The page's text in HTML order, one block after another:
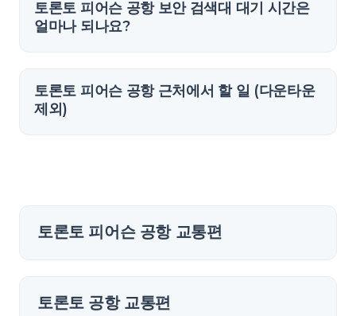
토론토 피어슨 공항 보안 검색대 대기 시간은
얼마나 되나요?
토론토 피어슨 공항 근처에서 할 일 (다운타운
제외)
토론토 피어슨 공항 교통편
토론토 공항 교통편